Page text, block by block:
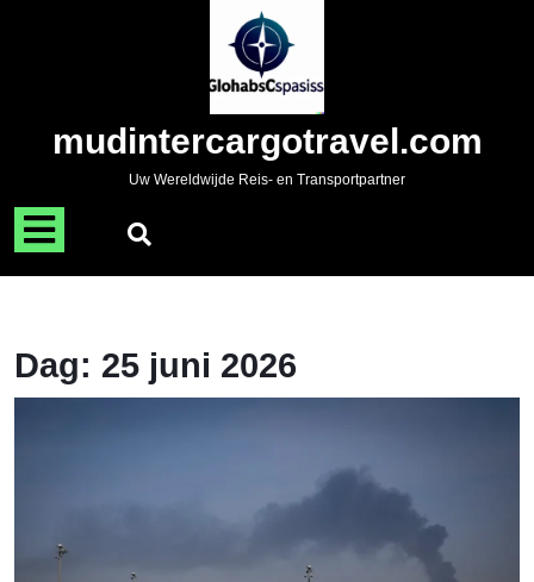
mudintercargotravel.com
Uw Wereldwijde Reis- en Transportpartner
Menu
openen
Dag: 25 juni 2026